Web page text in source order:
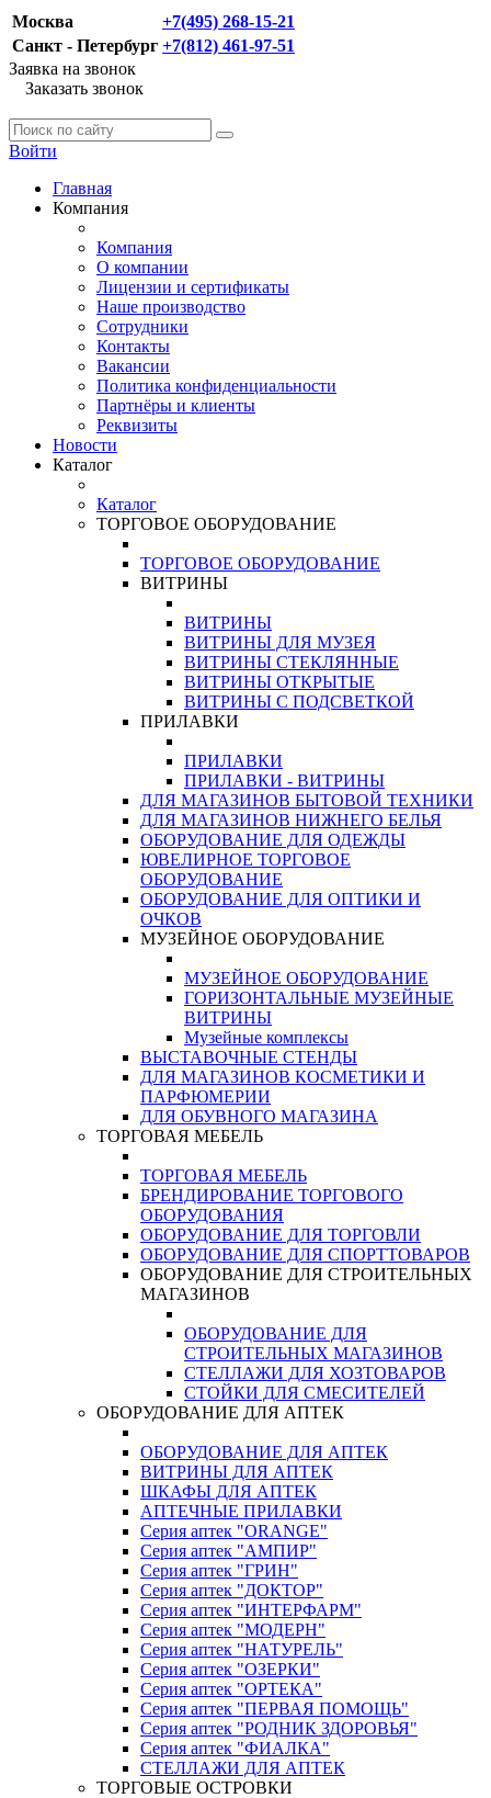
Москва
+7(495) 268-15-21
Санкт - Петербург +7(812) 461-97-51
Заявка на звонок
Заказать звонок
Войти
Главная
Компания
Компания
О компании
Лицензии и сертификаты
Наше производство
Сотрудники
Контакты
Вакансии
Политика конфиденциальности
Партнёры и клиенты
Реквизиты
Новости
Каталог
Каталог
ТОРГОВОЕ ОБОРУДОВАНИЕ
ТОРГОВОЕ ОБОРУДОВАНИЕ
ВИТРИНЫ
ВИТРИНЫ
ВИТРИНЫ ДЛЯ МУЗЕЯ
ВИТРИНЫ СТЕКЛЯННЫЕ
ВИТРИНЫ ОТКРЫТЫЕ
ВИТРИНЫ С ПОДСВЕТКОЙ
ПРИЛАВКИ
ПРИЛАВКИ
ПРИЛАВКИ - ВИТРИНЫ
ДЛЯ МАГАЗИНОВ БЫТОВОЙ ТЕХНИКИ
ДЛЯ МАГАЗИНОВ НИЖНЕГО БЕЛЬЯ
ОБОРУДОВАНИЕ ДЛЯ ОДЕЖДЫ
ЮВЕЛИРНОЕ ТОРГОВОЕ
ОБОРУДОВАНИЕ
ОБОРУДОВАНИЕ ДЛЯ ОПТИКИ И
ОЧКОВ
МУЗЕЙНОЕ ОБОРУДОВАНИЕ
МУЗЕЙНОЕ ОБОРУДОВАНИЕ
ГОРИЗОНТАЛЬНЫЕ МУЗЕЙНЫЕ
ВИТРИНЫ
Музейные комплексы
ВЫСТАВОЧНЫЕ СТЕНДЫ
ДЛЯ МАГАЗИНОВ КОСМЕТИКИ И
ПАРФЮМЕРИИ
ДЛЯ ОБУВНОГО МАГАЗИНА
ТОРГОВАЯ МЕБЕЛЬ
ТОРГОВАЯ МЕБЕЛЬ
БРЕНДИРОВАНИЕ ТОРГОВОГО
ОБОРУДОВАНИЯ
ОБОРУДОВАНИЕ ДЛЯ ТОРГОВЛИ
ОБОРУДОВАНИЕ ДЛЯ СПОРТТОВАРОВ
ОБОРУДОВАНИЕ ДЛЯ СТРОИТЕЛЬНЫХ
МАГАЗИНОВ
ОБОРУДОВАНИЕ ДЛЯ
СТРОИТЕЛЬНЫХ МАГАЗИНОВ
СТЕЛЛАЖИ ДЛЯ ХОЗТОВАРОВ
СТОЙКИ ДЛЯ СМЕСИТЕЛЕЙ
ОБОРУДОВАНИЕ ДЛЯ АПТЕК
ОБОРУДОВАНИЕ ДЛЯ АПТЕК
ВИТРИНЫ ДЛЯ АПТЕК
ШКАФЫ ДЛЯ АПТЕК
АПТЕЧНЫЕ ПРИЛАВКИ
Серия аптек "ORANGE"
Серия аптек "АМПИР"
Серия аптек "ГРИН"
Серия аптек "ДОКТОР"
Серия аптек "ИНТЕРФАРМ"
Серия аптек "МОДЕРН"
Серия аптек "НАТУРЕЛЬ"
Серия аптек "ОЗЕРКИ"
Серия аптек "ОРТЕКА"
Серия аптек "ПЕРВАЯ ПОМОЩЬ"
Серия аптек "РОДНИК ЗДОРОВЬЯ"
Серия аптек "ФИАЛКА"
СТЕЛЛАЖИ ДЛЯ АПТЕК
ТОРГОВЫЕ ОСТРОВКИ